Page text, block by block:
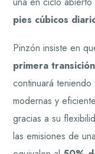
pies cúbicos
Pinzón insiste en
primera
continuará
modernas y
gracias a su
las emisiones de